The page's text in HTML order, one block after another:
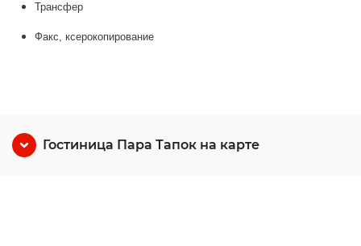
Трансфер
Факс, ксерокопирование
Гостиница Пара Тапок на карте